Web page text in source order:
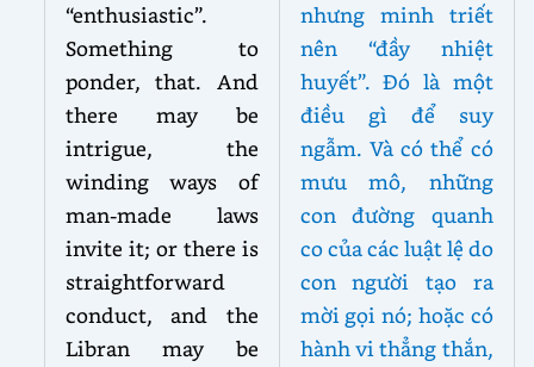
“enthusiastic”.
Something to
ponder, that. And
there may be
intrigue, the
winding ways of
man-made laws
invite it; or there is
straightforward
conduct, and the
Libran may be
nhưng minh triết
nên “đầy nhiệt
huyết”. Đó là một
điều gì để suy
ngẫm. Và có thể có
mưu mô, những
con đường quanh
co của các luật lệ do
con người tạo ra
mời gọi nó; hoặc có
hành vi thẳng thắn,